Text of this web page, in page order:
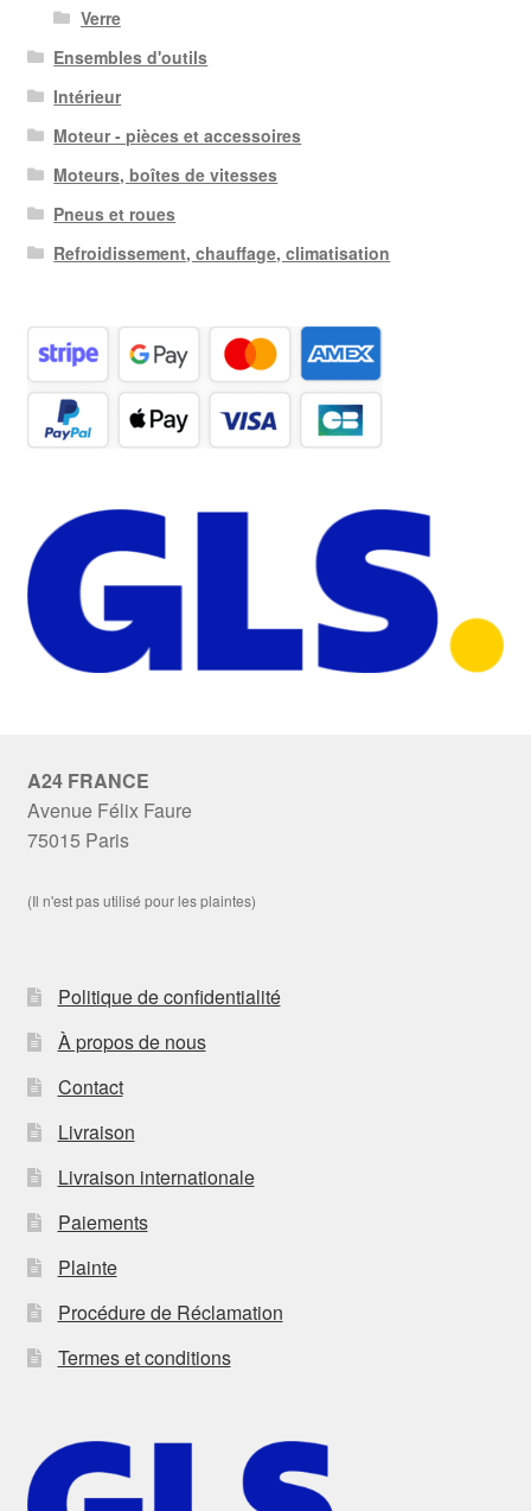
Verre
Ensembles d'outils
Intérieur
Moteur - pièces et accessoires
Moteurs, boîtes de vitesses
Pneus et roues
Refroidissement, chauffage, climatisation
A24 FRANCE
Avenue Félix Faure
75015 Paris
(Il n'est pas utilisé pour les plaintes)
Politique de confidentialité
À propos de nous
Contact
Livraison
Livraison internationale
Paiements
Plainte
Procédure de Réclamation
Termes et conditions